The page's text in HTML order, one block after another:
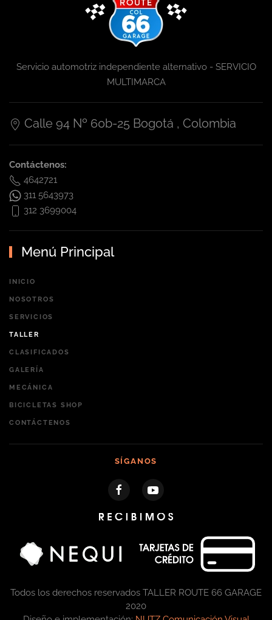
Servicio automotriz independiente alternativo - SERVICIO
MULTIMARCA
Calle 94 Nº 60b-25 Bogotá , Colombia
Contáctenos:
4642721
311 5643973
312 3699004
Menú Principal
INICIO
NOSOTROS
SERVICIOS
TALLER
CLASIFICADOS
GALERÍA
MECÁNICA
BICICLETAS SHOP
CONTÁCTENOS
SÍGANOS
Todos los derechos reservados TALLER ROUTE 66 GARAGE
2020